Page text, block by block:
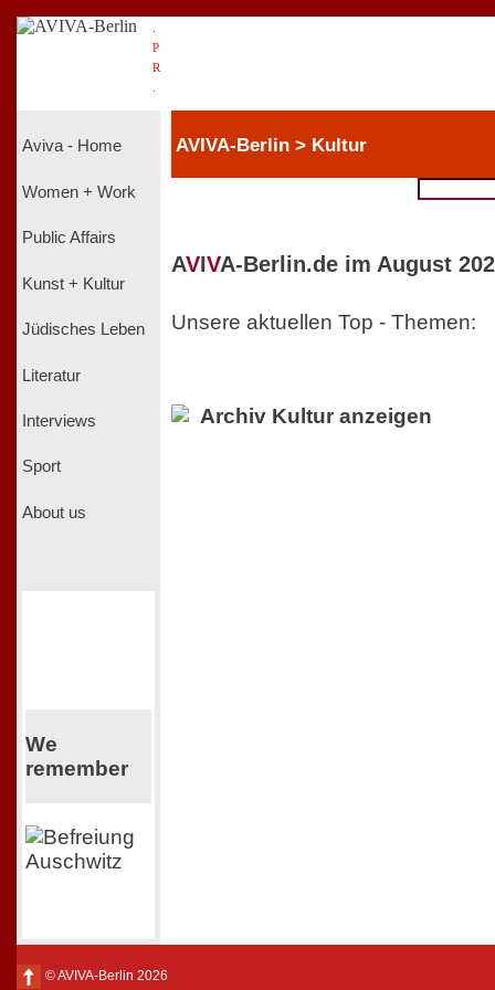
P
R
Aviva - Home
Women + Work
Public Affairs
Kunst + Kultur
Jüdisches Leben
Literatur
Interviews
Sport
About us
We
remember
AVIVA-Berlin > Kultur
AVIVA-Berlin.de im August
Unsere aktuellen Top - Themen:
Archiv Kultur anzeigen
© AVIVA-Berlin 2026